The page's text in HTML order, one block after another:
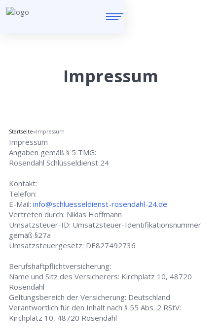
Impressum
Startseite»Impressum
Impressum
Angaben gemäß § 5 TMG:
Rosendahl Schlüsseldienst 24
Kontakt:
Telefon:
E-Mail:info@schluesseldienst-rosendahl-24.de
Vertreten durch: Niklas Hoffmann
Umsatzsteuer-ID: Umsatzsteuer-Identifikationsnummer
gemäß §27a
Umsatzsteuergesetz: DE827492736
Berufshaftpflichtversicherung:
Name und Sitz des Versicherers: Kirchplatz 10, 48720
Rosendahl
Geltungsbereich der Versicherung: Deutschland
Verantwortlich für den Inhalt nach § 55 Abs. 2 RStV:
Kirchplatz 10, 48720 Rosendahl